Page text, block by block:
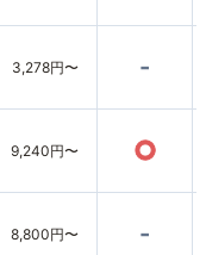
3,278円〜 -
9,240円〜 ○
8,800円〜 -